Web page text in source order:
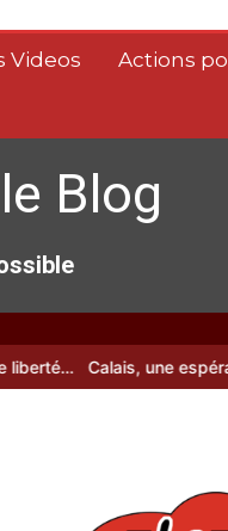
Videos Actions
Blog
Calais, une espérance